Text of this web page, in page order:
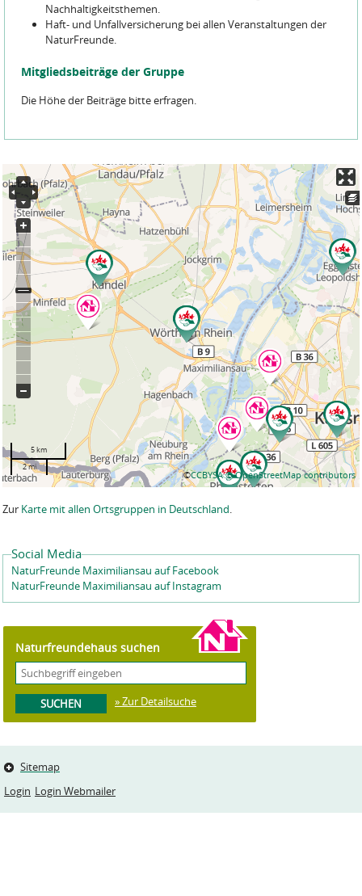
Nachhaltigkeitsthemen.
Haft- und Unfallversicherung bei allen Veranstaltungen der
NaturFreunde.
Mitgliedsbeiträge der Gruppe
Die Höhe der Beiträge bitte erfragen.
©CCBYSA © OpenStreetMap contributors
5 km
2 mi
Zur Karte mit allen Ortsgruppen in Deutschland
Social Media
NaturFreunde Maximiliansau auf Facebook
NaturFreunde Maximiliansau auf Instagram
Naturfreundehaus suchen
» Zur Detailsuche
Sitemap
Login Login Webmailer